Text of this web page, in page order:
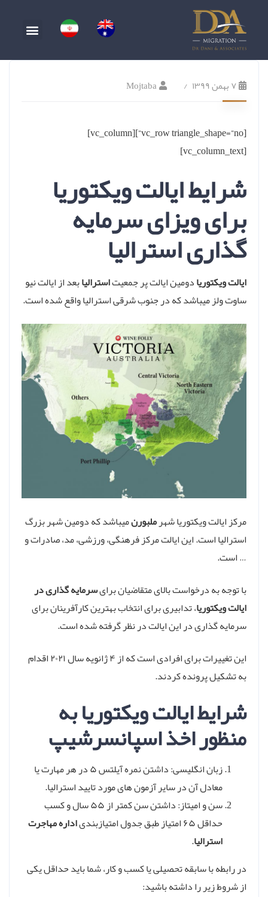
۷ بهمن ۱۳۹۹ Mojtaba
[vc_row triangle_shape=”no”][vc_column]
[vc_column_text]
شرایط ایالت ویکتوریا
برای ویزای سرمایه
گذاری استرالیا
ایالت ویکتوریادومین ایالت پر جمعیتاسترالیابعد از ایالت نیو
ساوت ولز میباشد که در جنوب شرقی استرالیا واقع شده است.
مرکز ایالت ویکتوریا شهرملبورنمیباشد که دومین شهر بزرگ
استرالیا است. این ایالت مرکز فرهنگی، ورزشی، مد، صادرات و
… است.
با توجه به درخواست بالای متقاضیان برایسرمایه گذاری در
ایالت ویکتوریا، تدابیری برای انتخاب بهترین کارآفرینان برای
سرمایه گذاری در این ایالت در نظر گرفته شده است.
این تغییرات برای افرادی است که از ۴ ژانویه سال ۲۰۲۱ اقدام
به تشکیل پرونده کردند.
شرایط ایالت ویکتوریا به
منظور اخذ اسپانسرشیپ
زبان انگلیسی: داشتن نمره آیلتس ۵ در هر مهارت یا
معادل آن در سایر آزمون های مورد تایید استرالیا.
سن و امیتاز: داشتن سن کمتر از ۵۵ سال و کسب
حداقل ۶۵ امتیاز طبق جدول امتیازبندی
اداره مهاجرت
استرالیا.
در رابطه با سابقه تحصیلی یا کسب و کار، شما باید حداقل یکی
از شروط زیر را داشته باشید: